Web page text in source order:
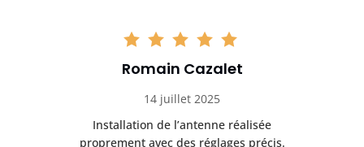
Romain Cazalet
14 juillet 2025
Installation de l’antenne réalisée
proprement avec des réglages précis.